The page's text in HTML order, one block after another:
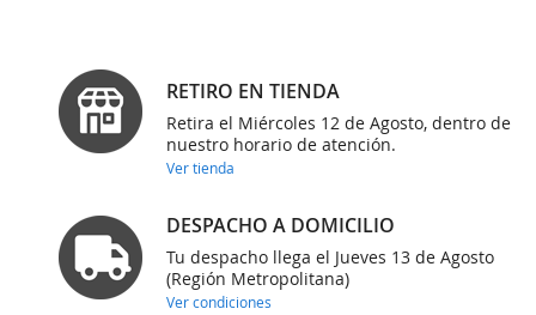
RETIRO EN TIENDA
Retira el Miércoles 12 de Agosto, dentro de
nuestro horario de atención.
Ver tienda
DESPACHO A DOMICILIO
Tu despacho llega el Jueves 13 de Agosto
(Región Metropolitana)
Ver condiciones